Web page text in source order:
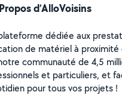
d’AlloVoisins
dédiée aux
de matériel à proximité
communauté de 4,5
et particuliers, et
pour tous vos projets !